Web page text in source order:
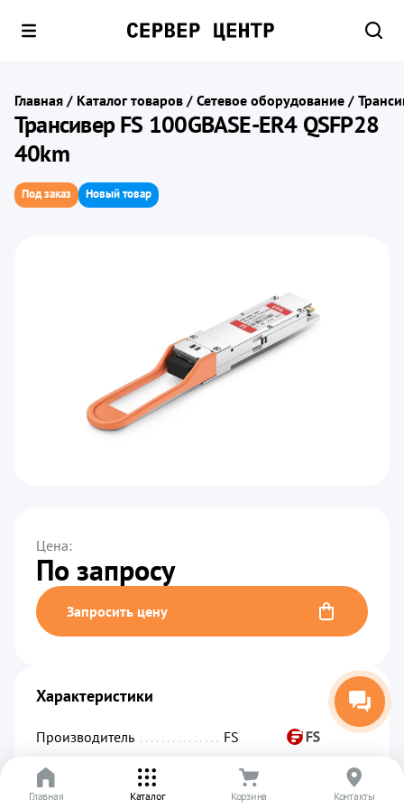
Главная / Каталог товаров / Сетевое оборудование /
Трансивер FS 100GBASE-ER4 QSFP28
40km
Под заказ Новый товар
Цена:
По запросу
Запросить цену
Характеристики
Производитель
FS
Код производителя
SFP-ER4L-100G
Артикул
01874
Главная Каталог Корзина Контакты